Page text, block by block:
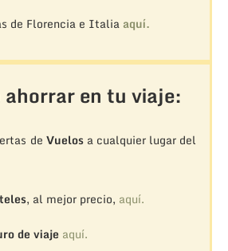
de Florencia e Italia aquí.
ahorrar en tu viaje:
de Vuelosa cualquier lugar del
, al mejor precio, aquí.
de viaje aquí.